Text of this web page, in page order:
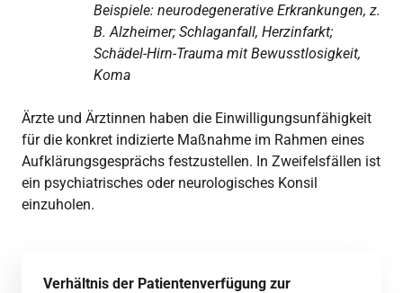
Beispiele: neurodegenerative Erkrankungen, z.
B. Alzheimer; Schlaganfall, Herzinfarkt;
Schädel-Hirn-Trauma mit Bewusstlosigkeit,
Koma
Ärzte und Ärztinnen haben die Einwilligungsunfähigkeit
für die konkret indizierte Maßnahme im Rahmen eines
Aufklärungsgesprächs festzustellen. In Zweifelsfällen ist
ein psychiatrisches oder neurologisches Konsil
einzuholen.
Verhältnis der Patientenverfügung zur